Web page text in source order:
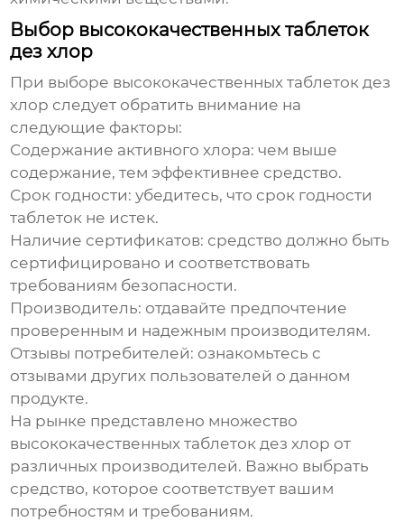
Выбор высококачественных таблеток
дез хлор
При выборе высококачественных таблеток дез
хлор следует обратить внимание на
следующие факторы:
Содержание активного хлора: чем выше
содержание, тем эффективнее средство.
Срок годности: убедитесь, что срок годности
таблеток не истек.
Наличие сертификатов: средство должно быть
сертифицировано и соответствовать
требованиям безопасности.
Производитель: отдавайте предпочтение
проверенным и надежным производителям.
Отзывы потребителей: ознакомьтесь с
отзывами других пользователей о данном
продукте.
На рынке представлено множество
высококачественных таблеток дез хлор от
различных производителей. Важно выбрать
средство, которое соответствует вашим
потребностям и требованиям.